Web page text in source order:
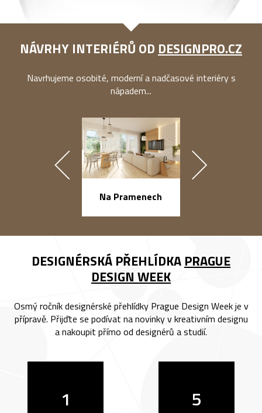
NÁVRHY INTERIÉRŮ OD DESIGNPRO.CZ
Navrhujeme osobité, moderní a nadčasové interiéry s
nápadem...
Na Pramenech
DESIGNÉRSKÁ PŘEHLÍDKA PRAGUE
DESIGN WEEK
Osmý ročník designérské přehlídky Prague Design Week je v
přípravě. Přijďte se podívat na novinky v kreativním designu
a nakoupit přímo od designérů a studií.
1 5